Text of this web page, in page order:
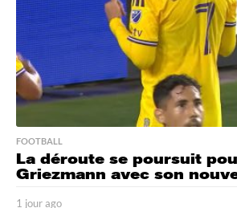
FOOTBALL
La déroute se poursuit
Griezmann avec son
1 jour ago